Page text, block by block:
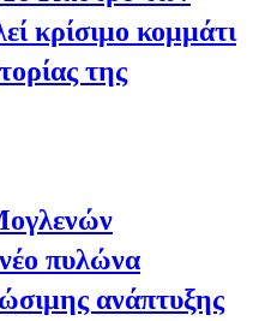
κρίσιμο κομμάτι
της
πυλώνα
ανάπτυξης